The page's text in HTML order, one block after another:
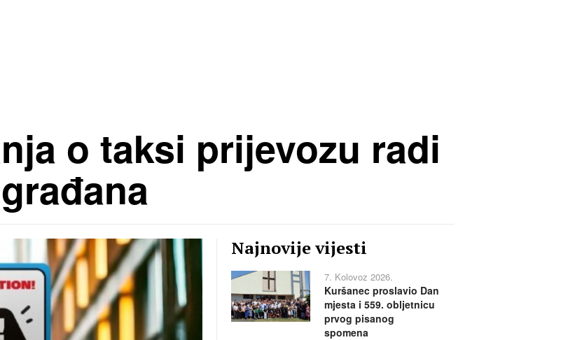
o taksi prijevozu radi
Najnovije vijesti
7. Kolovoz 2026.
Kuršanec proslavio Dan
mjesta i 559. obljetnicu
prvog pisanog
spomena